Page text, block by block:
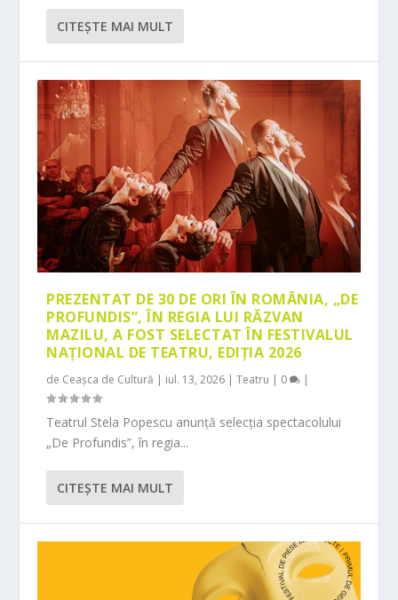
CITEŞTE MAI MULT
PREZENTAT DE 30 DE ORI ÎN ROMÂNIA, „DE
PROFUNDIS”, ÎN REGIA LUI RĂZVAN
MAZILU, A FOST SELECTAT ÎN FESTIVALUL
NAȚIONAL DE TEATRU, EDIȚIA 2026
de Ceașca de Cultură | iul. 13, 2026 |Teatru | 0 |
Teatrul Stela Popescu anunță selecția spectacolului
„De Profundis”, în regia...
CITEŞTE MAI MULT